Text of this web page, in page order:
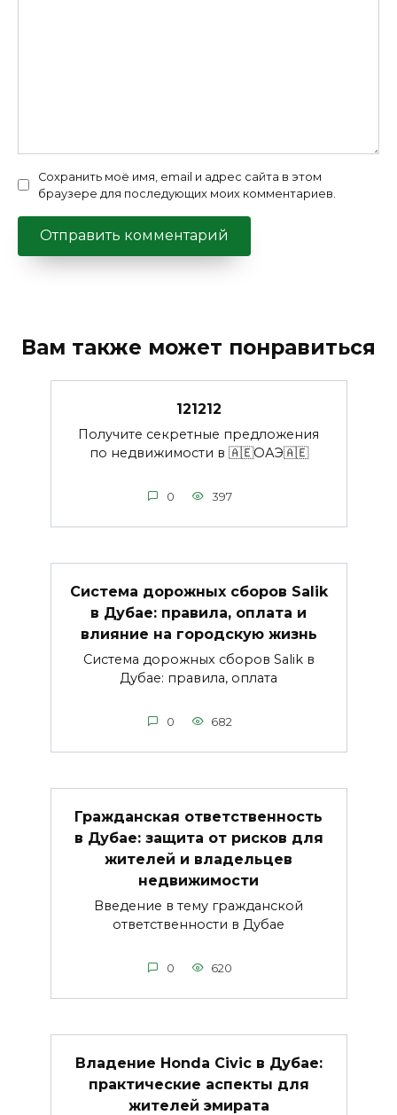
Сохранить моё имя, email и адрес сайта в этом
браузере для последующих моих комментариев.
Вам также может понравиться
121212
Получите секретные предложения
по недвижимости в 🇦🇪ОАЭ🇦🇪
0 397
Система дорожных сборов Salik
в Дубае: правила, оплата и
влияние на городскую жизнь
Система дорожных сборов Salik в
Дубае: правила, оплата
0 682
Гражданская ответственность
в Дубае: защита от рисков для
жителей и владельцев
недвижимости
Введение в тему гражданской
ответственности в Дубае
0 620
Владение Honda Civic в Дубае:
практические аспекты для
жителей эмирата